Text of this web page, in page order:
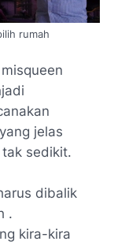
rumah
misqueen
jelas
sedikit.
dibalik
.
kira-kira